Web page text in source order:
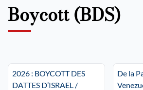
Boycott (BDS)
2026 : BOYCOTT DES
DATTES D’ISRAEL /
De la